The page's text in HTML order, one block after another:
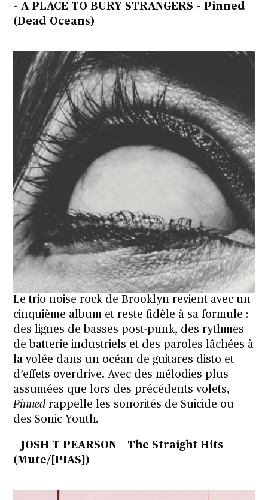
– A PLACE TO BURY STRANGERS – Pinned
(Dead Oceans)
Le trio noise rock de Brooklyn revient avec un
cinquième album et reste fidèle à sa formule :
des lignes de basses post-punk, des rythmes
de batterie industriels et des paroles lâchées à
la volée dans un océan de guitares disto et
d’effets overdrive. Avec des mélodies plus
assumées que lors des précédents volets,
Pinned rappelle les sonorités de Suicide ou
des Sonic Youth.
– JOSH T PEARSON – The Straight Hits
(Mute/[PIAS])